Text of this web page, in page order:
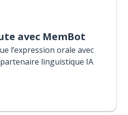
avec MemBot
l’expression orale avec
linguistique IA